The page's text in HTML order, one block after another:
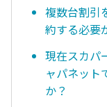
複数台割引
約する必要
現在スカパ
ャパネット
か？